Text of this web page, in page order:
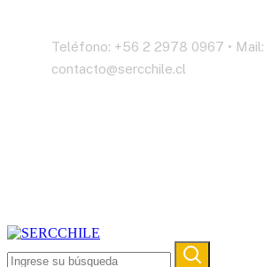
Teléfono: +56 2 2978 0967 • Mail:
contacto@sercchile.cl